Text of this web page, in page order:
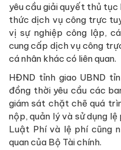
yêu cầu giải quyết thủ tục
thức dịch vụ công trực
vị sự nghiệp công lập,
cung cấp dịch vụ công
cá nhân khác có liên quan.
HĐND tỉnh giao UBND
đồng thời yêu cầu các
giám sát chặt chẽ quá
nộp, quản lý và sử dụng
Luật Phí và lệ phí cũng
quan của Bộ Tài chính.